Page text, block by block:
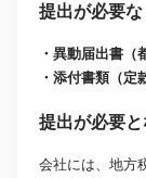
提出が必要
・異動届出書（
・添付書類（定
提出が必要
会社には、地方